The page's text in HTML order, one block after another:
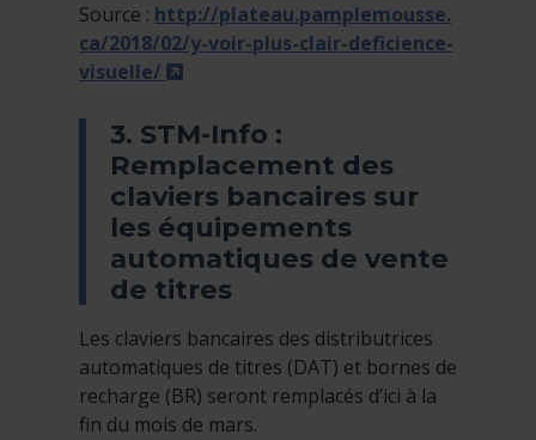
Source : http://plateau.pamplemousse.
ca/2018/02/y-voir-plus-clair-deficience-
visuelle/
- Cet hyperlien s'ouvrira dans une
3. STM-Info :
Remplacement des
claviers bancaires sur
les équipements
automatiques de vente
de titres
Les claviers bancaires des distributrices
automatiques de titres (DAT) et bornes de
recharge (BR) seront remplacés d’ici à la
fin du mois de mars.